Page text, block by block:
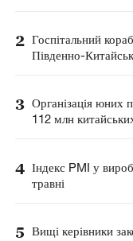
2 Госпітальний
Південно-
3 Організація юних
112 млн
4 Індекс PMI у
травні
5 Вищі керівники